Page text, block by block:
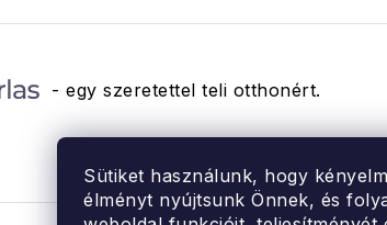
Sütiket használunk, hogy
élményt nyújtsunk Önnek, és
- egy szeretettel teli otthonért.